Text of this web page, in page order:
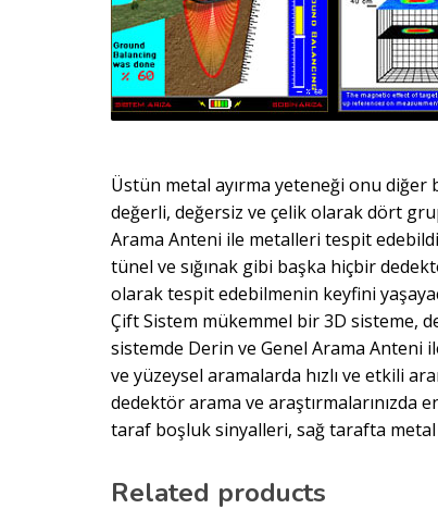
Üstün metal ayırma yeteneği onu diğer
değerli, değersiz ve çelik olarak dört
Arama Anteni ile metalleri tespit
tünel ve sığınak gibi başka hiçbir
olarak tespit edebilmenin keyfini
Çift Sistem mükemmel bir 3D sisteme,
sistemde Derin ve Genel Arama Anteni
ve yüzeysel aramalarda hızlı ve etkili
dedektör arama ve araştırmalarınızda
taraf boşluk sinyalleri, sağ tarafta metal
Related products